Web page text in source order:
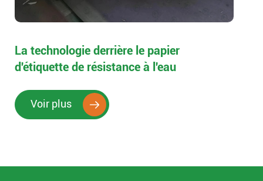
La technologie derrière le papier
d'étiquette de résistance à l'eau
Voir plus 